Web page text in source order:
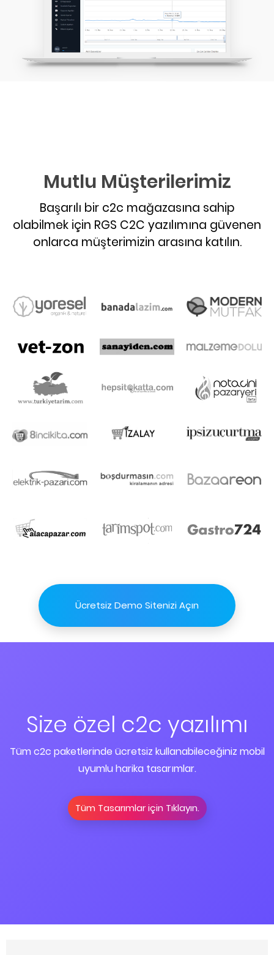
Mutlu Müşterilerimiz
Başarılı bir c2c mağazasına sahip
olabilmek için RGS C2C yazılımına güvenen
onlarca müşterimizin arasına katılın.
Ücretsiz Demo Sitenizi Açın
Size özel c2c yazılımı
Tüm c2c paketlerinde ücretsiz kullanabileceğiniz mobil
uyumlu harika tasarımlar.
Tüm Tasarımlar için Tıklayın.